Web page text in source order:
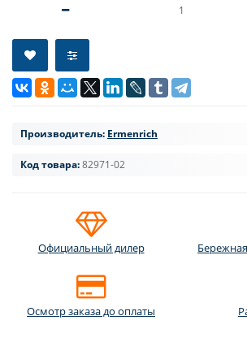
Производитель: Ermenrich
Код товара:82971-02
Официальный дилер
Осмотр заказа до оплаты